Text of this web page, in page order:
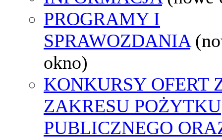
PROGRAMY I
SPRAWOZDANIA
okno)
KONKURSY OFERT
ZAKRESU POŻYTKU
PUBLICZNEGO